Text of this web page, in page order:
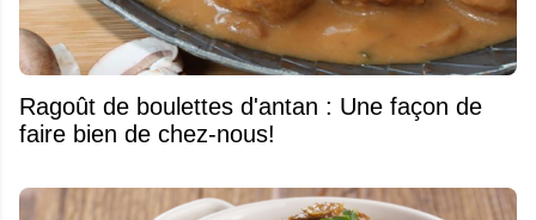
Ragoût de boulettes d'antan : Une façon de
faire bien de chez-nous!